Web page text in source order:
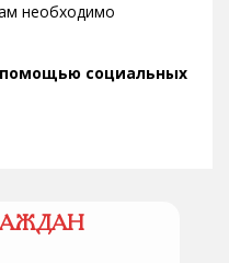
необходимо
социальных